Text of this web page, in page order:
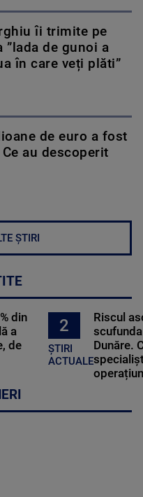
îi trimite pe
de gunoi a
în care veți plăti”
de euro a fost
au descoperit
ȘTIRI
din
a
de
2
ȘTIRI
ACTUALE
Riscul
Dunăre.